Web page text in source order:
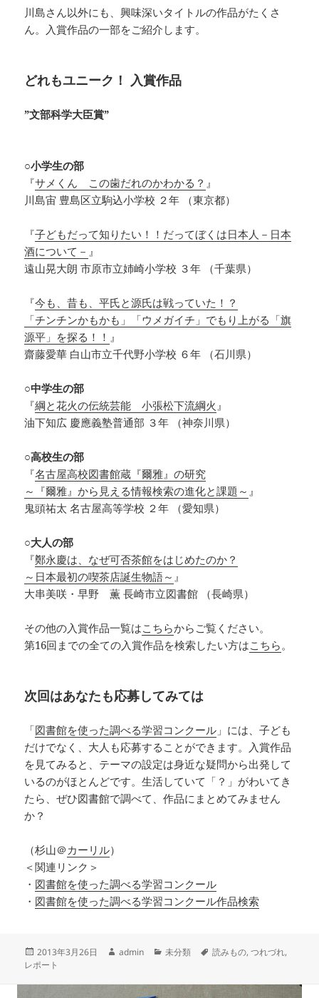
川島さん以外にも、興味深いタイトルの作品がたくさ
ん。入賞作品の一部をご紹介します。
どれもユニーク！ 入賞作品
”文部科学大臣賞”
○小学生の部
『サメくん この歯だれのかわかる？ 』
川島宙 豊島区立駒込小学校 ２年 （東京都）
『子どもだって知りたい！！だってぼくは日本人－日本
酒について－ 』
遠山晃大朗 市原市立姉崎小学校 ３年 （千葉県）
『今も、昔も、平氏と源氏は戦っていた！？
「チンチンかもかも」「ウメガイチ」でもり上がる「旗
源平」を探る！！ 』
齋藤愛華 白山市立千代野小学校 ６年 （石川県）
○中学生の部
『綱と花火の伝統芸能 小張松下流綱火 』
油下知広 慶應義塾普通部 ３年 （神奈川県）
○高校生の部
『名古屋高校図書館蔵『爾雅』の研究
～『爾雅』から見える情報検索の進化と課題～ 』
鬼頭祐太 名古屋高等学校 ２年 （愛知県）
○大人の部
『鄭永慶は、なぜ可否茶館をはじめたのか？
～日本最初の喫茶店誕生物語～ 』
大串美咲・早野 薫 長崎市立図書館 （長崎県）
その他の入賞作品一覧はこちらからご覧ください。
第16回までの全ての入賞作品を検索したい方はこちら 。
次回はあなたも応募してみては
「図書館を使った調べる学習コンクール 」には、子ども
だけでなく、大人も応募することができます。入賞作品
を見てみると、テーマの設定は身近な疑問から出発して
いるのがほとんどです。生活していて「？」がわいてき
たら、ぜひ図書館で調べて、作品にまとめてみません
か？
（杉山＠ カーリル）
＜関連リンク＞
・ 図書館を使った調べる学習コンクール
・ 図書館を使った調べる学習コンクール作品検索
投
稿
2013年3月26日
作
admin
カ
未分類
タ
読みもの,つれづれ,
レポート